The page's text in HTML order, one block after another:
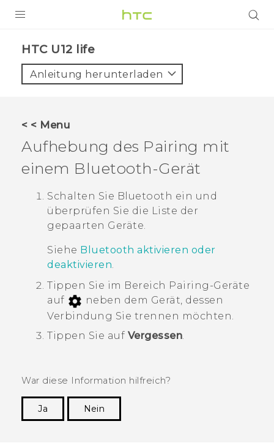
VIVE
VIVERSE
UNTERSTÜTZUNG
HTC-Geräte und Zubehör
HTC U12 life‎
Anleitung herunterladen
< < Menu
Aufhebung des Pairing mit
einem Bluetooth-Gerät
Schalten Sie Bluetooth ein und
überprüfen Sie die Liste der
gepaarten Geräte.
Siehe Bluetooth aktivieren oder
deaktivieren.
Tippen Sie im Bereich Pairing-Geräte
auf
neben dem Gerät, dessen
Verbindung Sie trennen möchten.
Tippen Sie auf Vergessen
War diese Information hilfreich?
Ja
Nein